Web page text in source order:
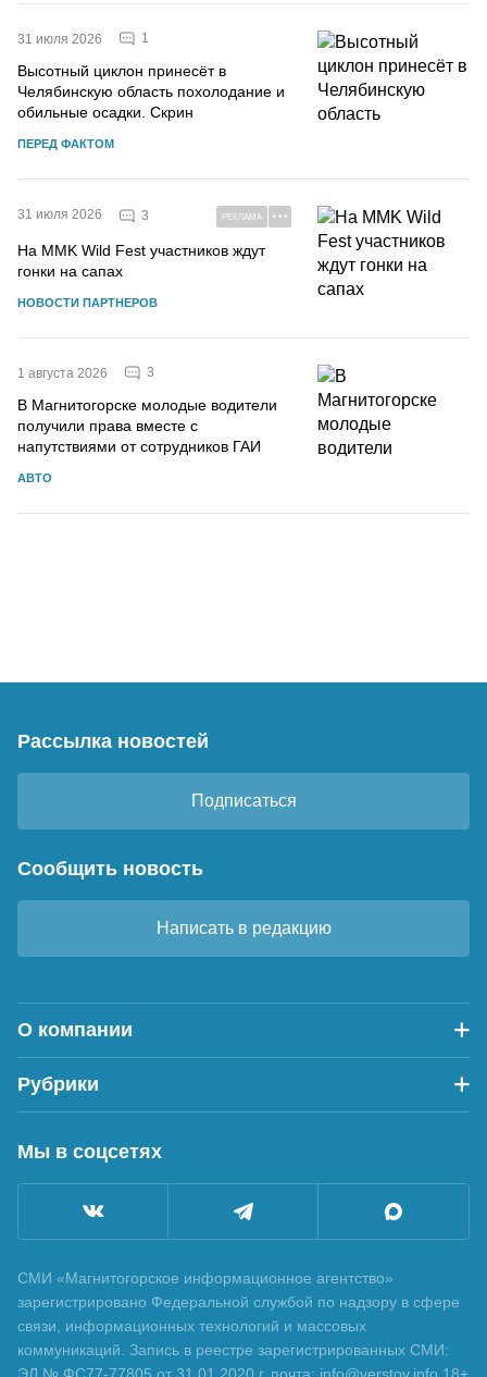
31 июля 2026 1
Высотный циклон принесёт в
Челябинскую область похолодание и
обильные осадки. Скрин
ПЕРЕД ФАКТОМ
31 июля 2026 3 РЕКЛАМА
На MMK Wild Fest участников ждут
гонки на сапах
НОВОСТИ ПАРТНЕРОВ
1 августа 2026 3
В Магнитогорске молодые водители
получили права вместе с
напутствиями от сотрудников ГАИ
АВТО
Рассылка новостей
Подписаться
Сообщить новость
Написать в редакцию
О компании
Рубрики
Мы в соцсетях
СМИ «Магнитогорское информационное агентство»
зарегистрировано Федеральной службой по надзору в сфере
связи, информационных технологий и массовых
коммуникаций. Запись в реестре зарегистрированных СМИ:
ЭЛ № ФС77-77805 от 31.01.2020 г. почта: info@verstov.info 18+